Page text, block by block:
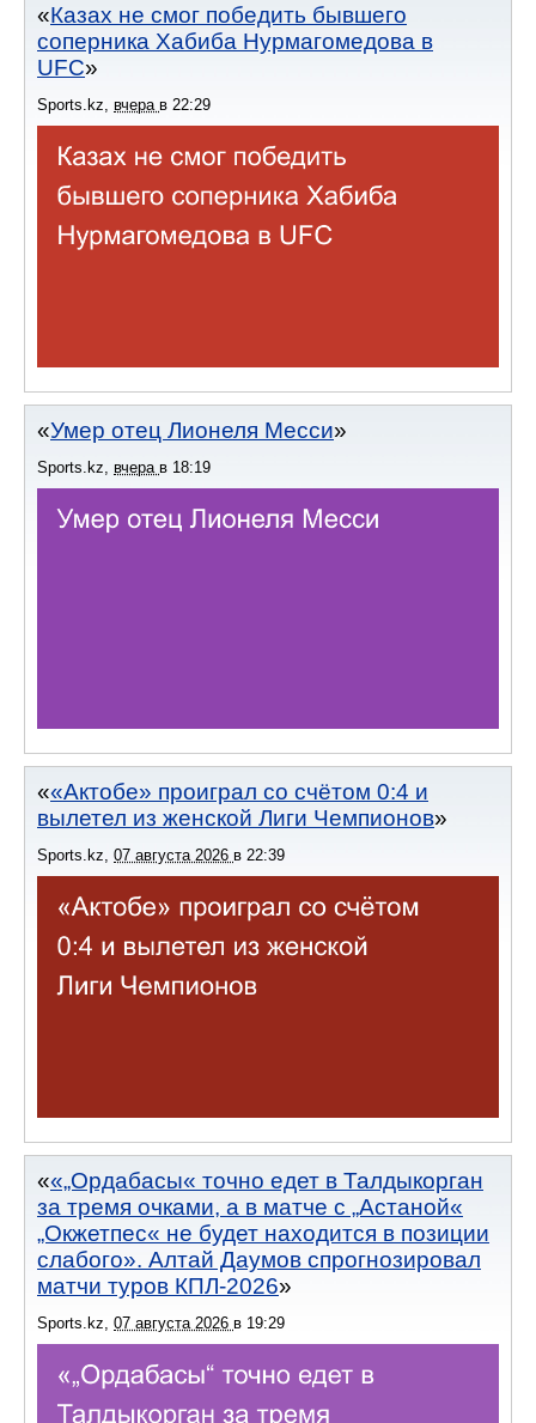
Казах не смог победить бывшего
соперника Хабиба Нурмагомедова в
UFC
Sports.kz вчера в 22:29
Умер отец Лионеля Месси
Sports.kz вчера в 18:19
«Актобе» проиграл со счётом 0:4 и
вылетел из женской Лиги Чемпионов
Sports.kz, 07 августа 2026 в 22:39
«„Ордабасы« точно едет в Талдыкорган
за тремя очками, а в матче с „Астаной«
„Окжетпес« не будет находится в позиции
слабого». Алтай Даумов спрогнозировал
матчи туров КПЛ-2026
Sports.kz, 07 августа 2026 в 19:29